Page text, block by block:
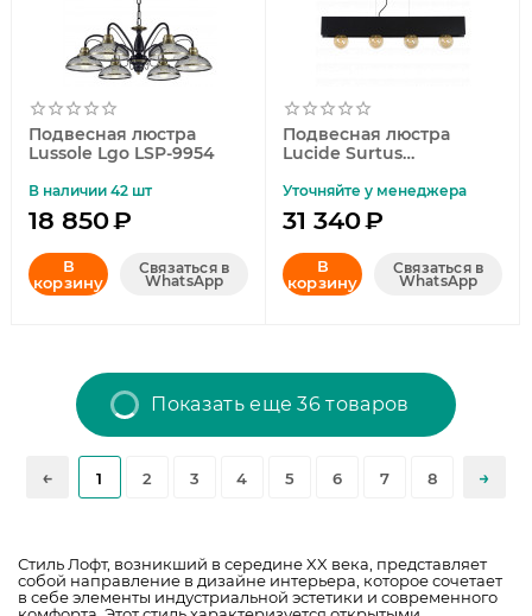
Подвесная люстра
Lussole Lgo LSP-9954
В наличии 42 шт
18 850₽
В
корзину
Связаться в
WhatsApp
Подвесная люстра
Lucide Surtus
Уточняйте у менеджера
31 340₽
В
корзину
Связаться в
WhatsApp
Показать еще 36 товаров
1 2 3 4 5 6 7 8
Стиль Лофт, возникший в середине XX века, представляет
собой направление в дизайне интерьера, которое сочетает
в себе элементы индустриальной эстетики и современного